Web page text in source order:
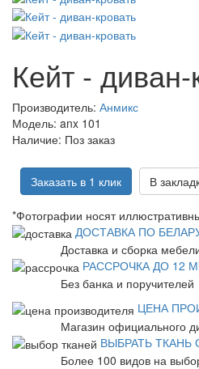
Кейт - диван-
Производитель: Анмикс
Модель: anx 101
Наличие: Поз заказ
Заказать в 1 клик В
*Фотографии носят
ДОСТАВКА ПО
Доставка и сборка
РАССРОЧКА ДО 12
Без банка и поручителей
ЦЕНА
Магазин официального
ВЫБРАТЬ ТКАНЬ
Более 100 видов на